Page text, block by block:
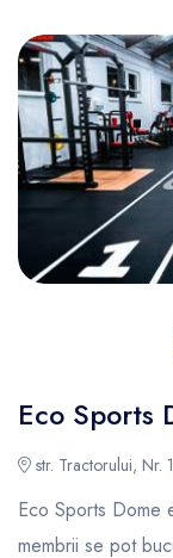
Eco Sports
str. Tractorului, Nr.
Eco Sports Dome
membrii se pot